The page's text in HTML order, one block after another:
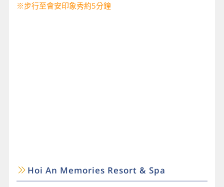
※步行至會安印象秀約5分鐘
Hoi An Memories Resort & Spa